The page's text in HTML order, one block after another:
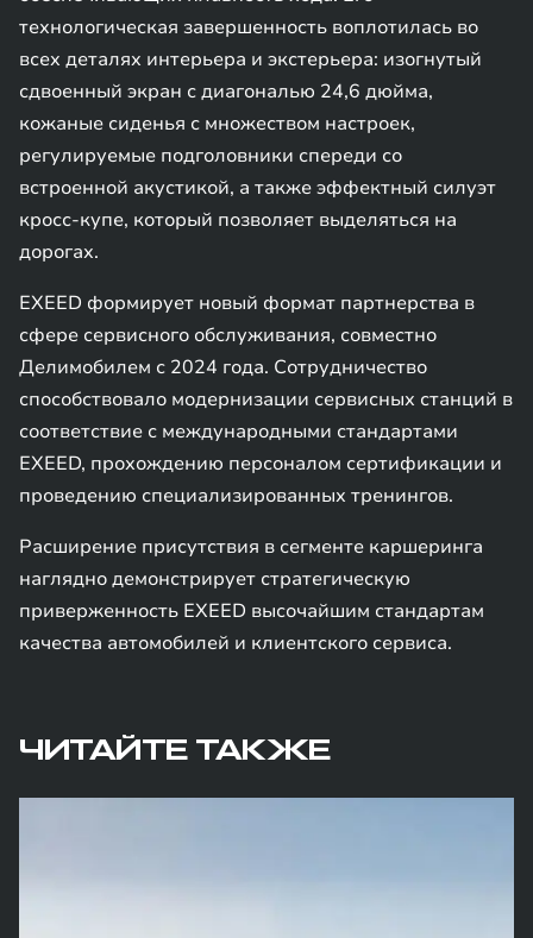
технологическая завершенность воплотилась во
всех деталях интерьера и экстерьера: изогнутый
сдвоенный экран с диагональю 24,6 дюйма,
кожаные сиденья с множеством настроек,
регулируемые подголовники спереди со
встроенной акустикой, а также эффектный силуэт
кросс-купе, который позволяет выделяться на
дорогах.
EXEED формирует новый формат партнерства в
сфере сервисного обслуживания, совместно
Делимобилем с 2024 года. Сотрудничество
способствовало модернизации сервисных станций в
соответствие с международными стандартами
EXEED, прохождению персоналом сертификации и
проведению специализированных тренингов.
Расширение присутствия в сегменте каршеринга
наглядно демонстрирует стратегическую
приверженность EXEED высочайшим стандартам
качества автомобилей и клиентского сервиса.
ЧИТАЙТЕ ТАКЖЕ